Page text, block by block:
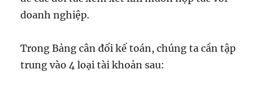
doanh nghiệp.
Trong Bảng cân đối kế toán, chúng ta cần tập
trung vào 4 loại tài khoản sau: